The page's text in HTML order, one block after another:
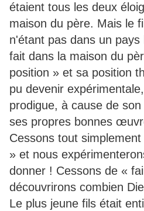
étaient tous les deux
maison du père. Mais le
n'étant pas dans un pays
fait dans la maison du
position » et sa position
pu devenir
prodigue, à cause de
ses propres bonnes
Cessons tout
» et nous
donner ! Cessons de «
découvrirons combien
Le plus jeune fils était